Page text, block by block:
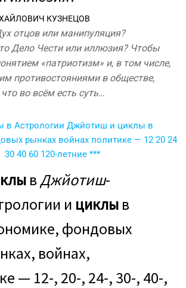
КУЗНЕЦОВ
отцов или манипуляция?
Дело Чести или иллюзия? Чтобы
«патриотизм» и, в том числе,
противостояниями в обществе,
во всём есть суть…
вДжйотиш-
и циклы в
фондовых
войнах,
— 12-, 20-, 24-, 30-, 40-,